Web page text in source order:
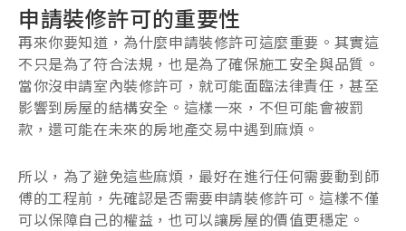
申請裝修許可的重要性
再來你要知道，為什麼申請裝修許可這麼重要。其實這
不只是為了符合法規，也是為了確保施工安全與品質。
當你沒申請室內裝修許可，就可能面臨法律責任，甚至
影響到房屋的結構安全。這樣一來，不但可能會被罰
款，還可能在未來的房地產交易中遇到麻煩。
所以，為了避免這些麻煩，最好在進行任何需要動到師
傅的工程前，先確認是否需要申請裝修許可。這樣不僅
可以保障自己的權益，也可以讓房屋的價值更穩定。